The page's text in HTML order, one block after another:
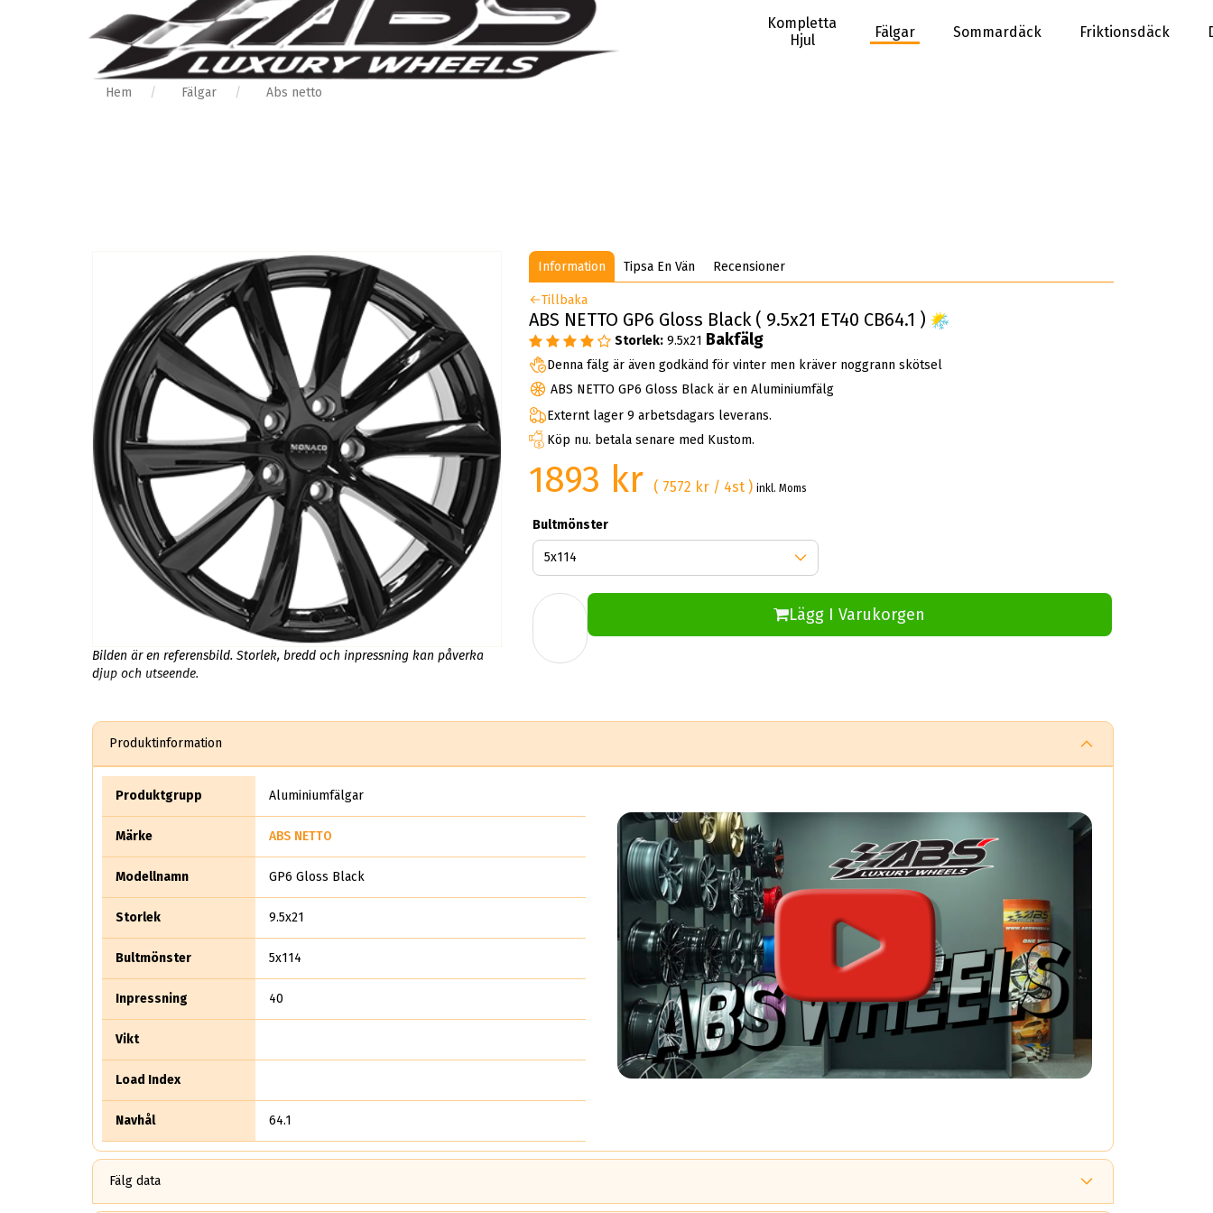
Kompletta
Hjul
Fälgar Sommardäck Friktionsdäck
Hem Fälgar Abs netto
Bilden är en referensbild. Storlek, bredd och inpressning kan påverka
djup och utseende.
Information Tipsa En Vän Recensioner
Tillbaka
ABS NETTO GP6 Gloss Black ( 9.5x21 ET40 CB64.1 )
Storlek: 9.5x21 Bakfälg
Denna fälg är även godkänd för vinter men kräver noggrann skötsel
ABS NETTO GP6 Gloss Black är en Aluminiumfälg
Externt lager 9 arbetsdagars leverans.
Köp nu. betala senare med Kustom.
1893 kr ( 7572 kr / 4st )inkl. Moms
Bultmönster
Lägg I Varukorgen
Produktinformation
Produktgrupp Aluminiumfälgar
Märke ABS NETTO
Modellnamn GP6 Gloss Black
Storlek 9.5x21
Bultmönster 5x114
Inpressning 40
Vikt
Load Index
Navhål 64.1
Fälg data